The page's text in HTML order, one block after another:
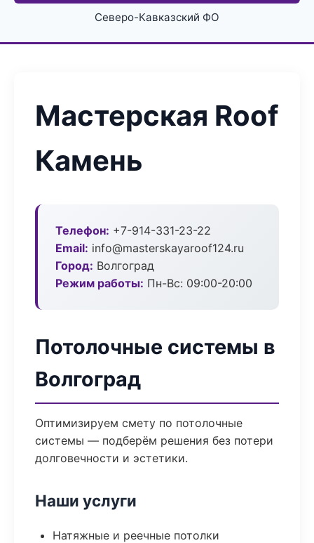
Северо-Кавказский ФО
Мастерская Roof
Камень
Телефон: +7-914-331-23-22
Email: info@masterskayaroof124.ru
Город: Волгоград
Режим работы: Пн-Вс: 09:00-20:00
Потолочные системы в
Волгоград
Оптимизируем смету по потолочные
системы — подберём решения без потери
долговечности и эстетики.
Наши услуги
Натяжные и реечные потолки